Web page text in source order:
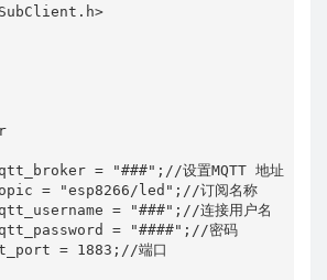
= "###";//设置MQTT 地址
= "esp8266/led";//订阅名称
= "###";//连接用户名
= "####";//密码
= 1883;//端口